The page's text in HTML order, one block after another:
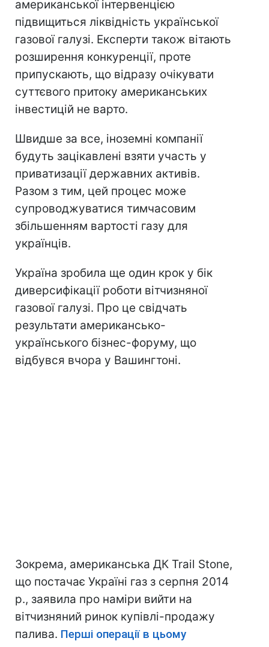
американської інтервенцією
підвищиться ліквідність української
газової галузі. Експерти також вітають
розширення конкуренції, проте
припускають, що відразу очікувати
суттєвого притоку американських
інвестицій не варто.
Швидше за все, іноземні компанії
будуть зацікавлені взяти участь у
приватизації державних активів.
Разом з тим, цей процес може
супроводжуватися тимчасовим
збільшенням вартості газу для
українців.
Україна зробила ще один крок у бік
диверсифікації роботи вітчизняної
газової галузі. Про це свідчать
результати американсько-
українського бізнес-форуму, що
відбувся вчора у Вашингтоні.
Зокрема, американська ДК Trail Stonе,
що постачає Україні газ з серпня 2014
р., заявила про наміри вийти на
вітчизняний ринок купівлі-продажу
палива. Перші операції в цьому